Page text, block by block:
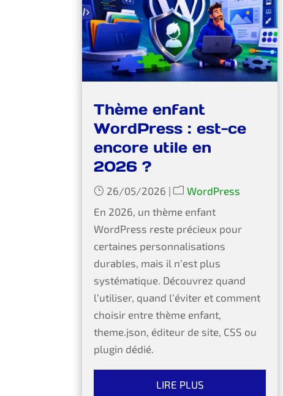
Thème enfant
WordPress : est-ce
encore utile en
2026 ?
26/05/2026 |
WordPress
En 2026, un thème enfant
WordPress reste précieux pour
certaines personnalisations
durables, mais il n’est plus
systématique. Découvrez quand
l’utiliser, quand l’éviter et comment
choisir entre thème enfant,
theme.json, éditeur de site, CSS ou
plugin dédié.
LIRE PLUS